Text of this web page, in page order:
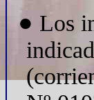
● Los